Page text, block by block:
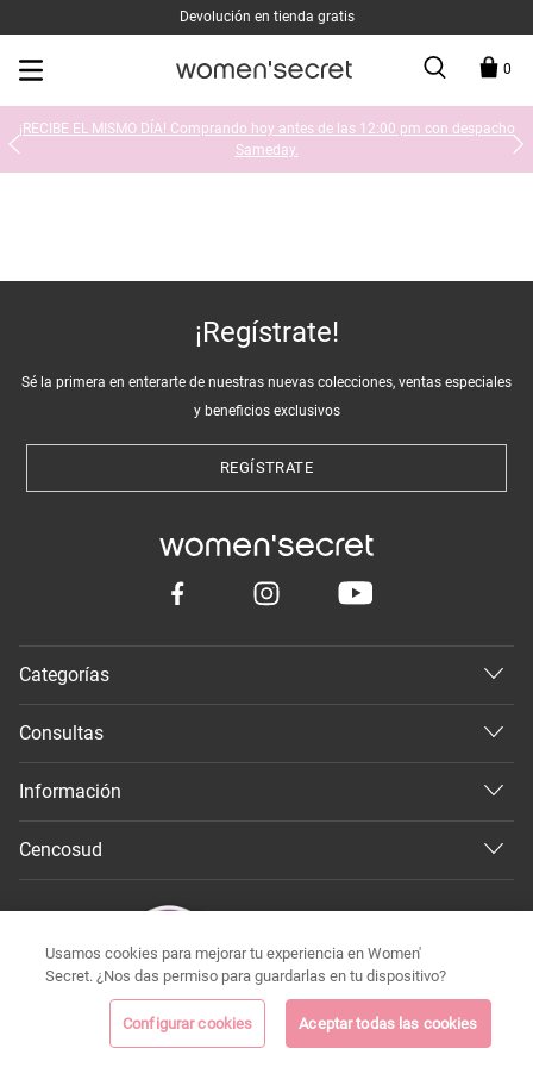
Devolución en tienda gratis
0
¡RECIBE EL MISMO DÍA! Comprando hoy antes de las 12:00 pm con despacho
Sameday.
¡Regístrate!
Sé la primera en enterarte de nuestras nuevas colecciones, ventas especiales
y beneficios exclusivos
REGÍSTRATE
Categorías
Consultas
Información
Cencosud
Todos los derechos reservados 2026 ©
Usamos cookies para mejorar tu experiencia en Women'
Secret. ¿Nos das permiso para guardarlas en tu dispositivo?
Configurar cookies Aceptar todas las cookies